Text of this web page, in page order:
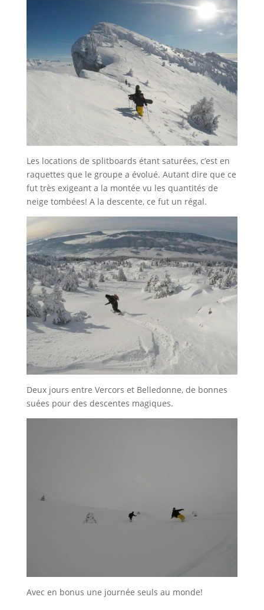
Les locations de splitboards étant saturées, c’est en
raquettes que le groupe a évolué. Autant dire que ce
fut très exigeant a la montée vu les quantités de
neige tombées! A la descente, ce fut un régal.
Deux jours entre Vercors et Belledonne, de bonnes
suées pour des descentes magiques.
Avec en bonus une journée seuls au monde!